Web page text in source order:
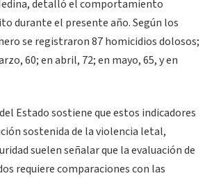
detalló el comportamiento
durante el presente año. Según los
se registraron 87 homicidios dolosos;
60; en abril, 72; en mayo, 65, y en
Estado sostiene que estos indicadores
sostenida de la violencia letal,
suelen señalar que la evaluación de
requiere comparaciones con las